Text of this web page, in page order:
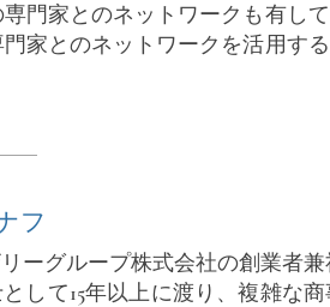
門家とのネットワークも有し
家とのネットワークを活用す
フ
ーグループ株式会社の創業者
して15年以上に渡り、複雑な